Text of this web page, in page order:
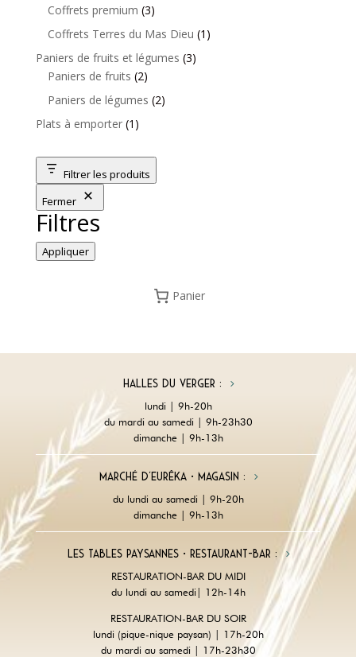
Coffrets premium 33
produits
Coffrets Terres du Mas Dieu 1 1
Paniers de fruits et légumes 33
Paniers de fruits 22
produits
Paniers de légumes 22
Plats à emporter 1 1
Filtrer les produits
Fermer
Filtres
Appliquer
Panier
Halles du Verger :
lundi | 9h-20h
du mardi au samedi | 9h-23h30
dimanche | 9h-13h
Marché d'Eurêka • magasin :
du lundi au samedi | 9h-20h
dimanche | 9h-13h
Les tables paysannes • restaurant-Bar :
RESTAURATION-BAR DU MIDI
du lundi au samedi| 12h-14h
RESTAURATION-BAR DU SOIR
lundi (pique-nique paysan) | 17h-20h
du mardi au samedi | 17h-23h30